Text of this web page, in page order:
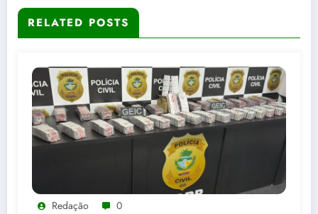
RELATED POSTS
Redação 0